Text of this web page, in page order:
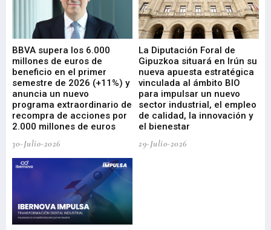
BBVA supera los 6.000
millones de euros de
beneficio en el primer
semestre de 2026 (+11%) y
anuncia un nuevo
programa extraordinario de
recompra de acciones por
2.000 millones de euros
30-Julio-2026
La Diputación Foral de
Gipuzkoa situará en Irún su
nueva apuesta estratégica
vinculada al ámbito BIO
para impulsar un nuevo
sector industrial, el empleo
de calidad, la innovación y
el bienestar
29-Julio-2026